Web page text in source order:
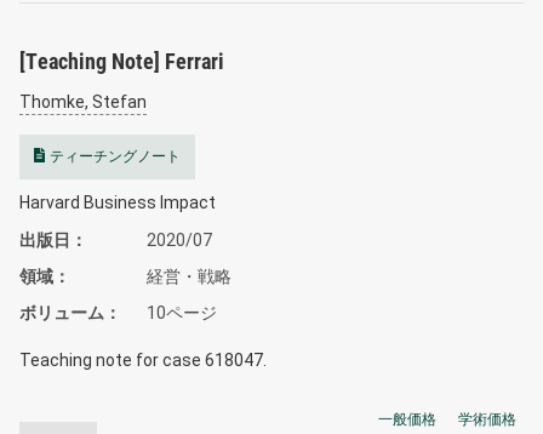
[Teaching Note] Ferrari
Thomke, Stefan
ティーチングノート
Harvard Business Impact
出版日
2020/07
領域
経営・戦略
ボリューム
10ページ
Teaching note for case 618047.